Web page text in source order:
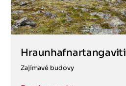
Hraunhafnartangaviti
Zajímavé budovy